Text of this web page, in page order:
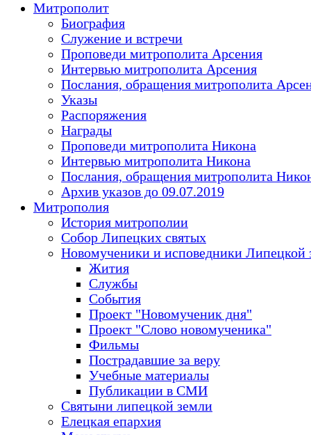
Митрополит
Биография
Служение и встречи
Проповеди митрополита Арсения
Интервью митрополита Арсения
Послания, обращения митрополита
Указы
Распоряжения
Награды
Проповеди митрополита Никона
Интервью митрополита Никона
Послания, обращения митрополита
Архив указов до 09.07.2019
Митрополия
История митрополии
Собор Липецких святых
Новомученики и исповедники Липецкой
Жития
Службы
События
Проект "Новомученик дня"
Проект "Слово новомученика"
Фильмы
Пострадавшие за веру
Учебные материалы
Публикации в СМИ
Святыни липецкой земли
Елецкая епархия